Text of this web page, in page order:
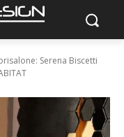
Serena Biscetti